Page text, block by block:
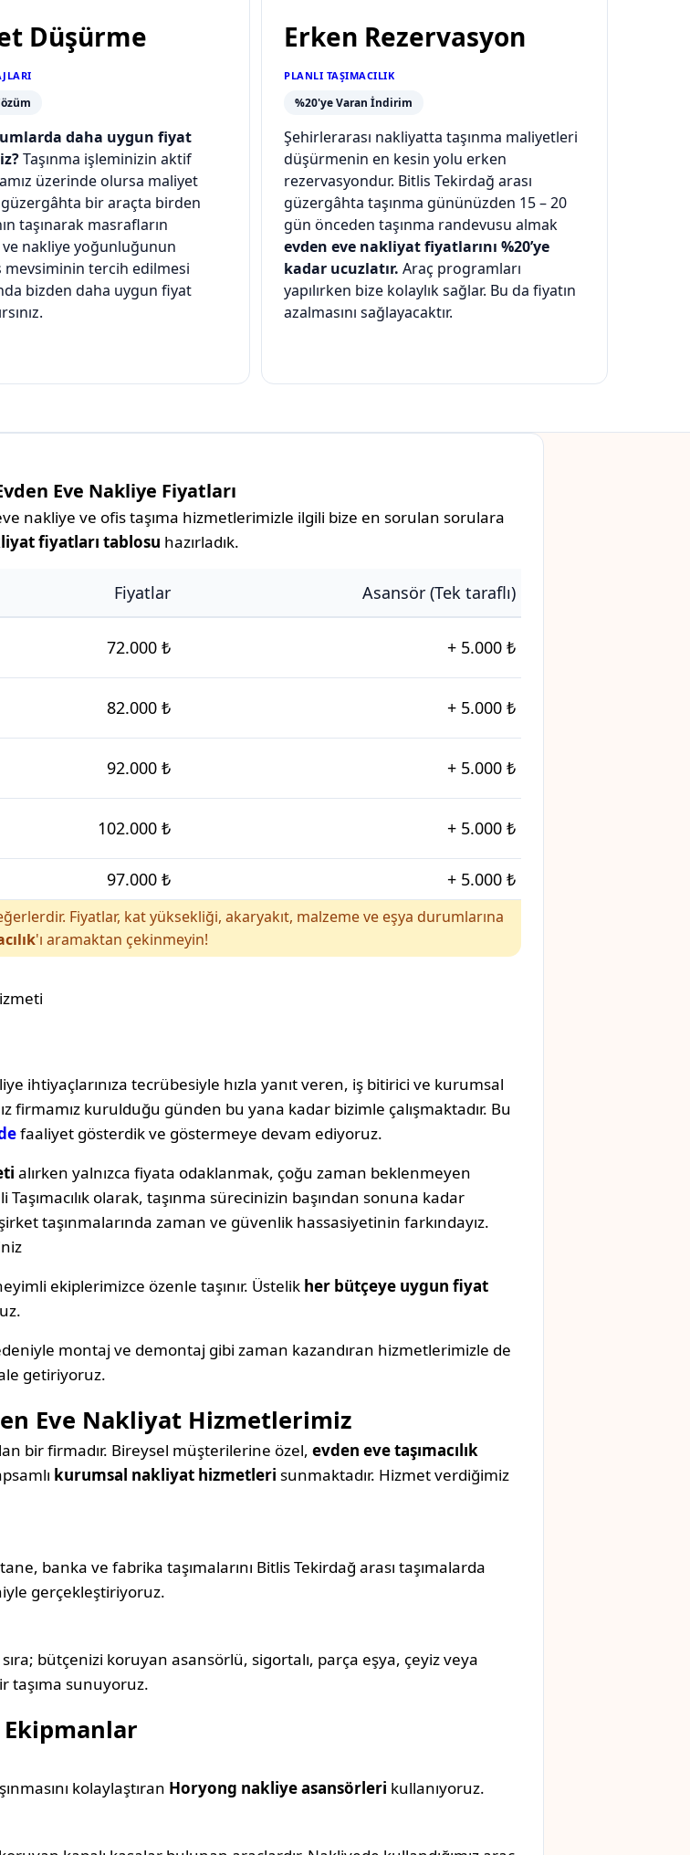
Düşürme
daha uygun fiyat
Taşınma işleminizin aktif
üzerinde olursa maliyet
güzergâhta bir araçta birden
taşınarak masrafların
nakliye yoğunluğunun
mevsiminin tercih edilmesi
bizden daha uygun fiyat
Erken Rezervasyon
PLANLI TAŞIMACILIK
%20'ye Varan İndirim
Şehirlerarası nakliyatta taşınma maliyetleri
düşürmenin en kesin yolu erken
rezervasyondur. Bitlis Tekirdağ arası
güzergâhta taşınma gününüzden 15 – 20
gün önceden taşınma randevusu almak
evden eve nakliyat fiyatlarını %20’ye
kadar ucuzlatır. Araç programları
yapılırken bize kolaylık sağlar. Bu da fiyatın
azalmasını sağlayacaktır.
Eve Nakliye Fiyatları
nakliye ve ofis taşıma hizmetlerimizle ilgili bize en sorulan sorulara
fiyatları tablosu hazırladık.
Fiyatlar Asansör (Tek taraflı)
72.000 ₺ + 5.000 ₺
82.000 ₺ + 5.000 ₺
92.000 ₺ + 5.000 ₺
102.000 ₺ + 5.000 ₺
97.000 ₺ + 5.000 ₺
Fiyatlar, kat yüksekliği, akaryakıt, malzeme ve eşya durumlarına
'ı aramaktan çekinmeyin!
ihtiyaçlarınıza tecrübesiyle hızla yanıt veren, iş bitirici ve kurumsal
firmamız kurulduğu günden bu yana kadar bizimle çalışmaktadır. Bu
faaliyet gösterdik ve göstermeye devam ediyoruz.
alırken yalnızca fiyata odaklanmak, çoğu zaman beklenmeyen
olarak, taşınma sürecinizin başından sonuna kadar
taşınmalarında zaman ve güvenlik hassasiyetinin farkındayız.
ekiplerimizce özenle taşınır. Üstelik her bütçeye uygun fiyat
montaj ve demontaj gibi zaman kazandıran hizmetlerimizle de
getiriyoruz.
Eve Nakliyat Hizmetlerimiz
bir firmadır. Bireysel müşterilerine özel, evden eve taşımacılık
kurumsal nakliyat hizmetleri sunmaktadır. Hizmet verdiğimiz
banka ve fabrika taşımalarını Bitlis Tekirdağ arası taşımalarda
gerçekleştiriyoruz.
bütçenizi koruyan asansörlü, sigortalı, parça eşya, çeyiz veya
taşıma sunuyoruz.
Ekipmanlar
kolaylaştıran Horyong nakliye asansörleri kullanıyoruz.